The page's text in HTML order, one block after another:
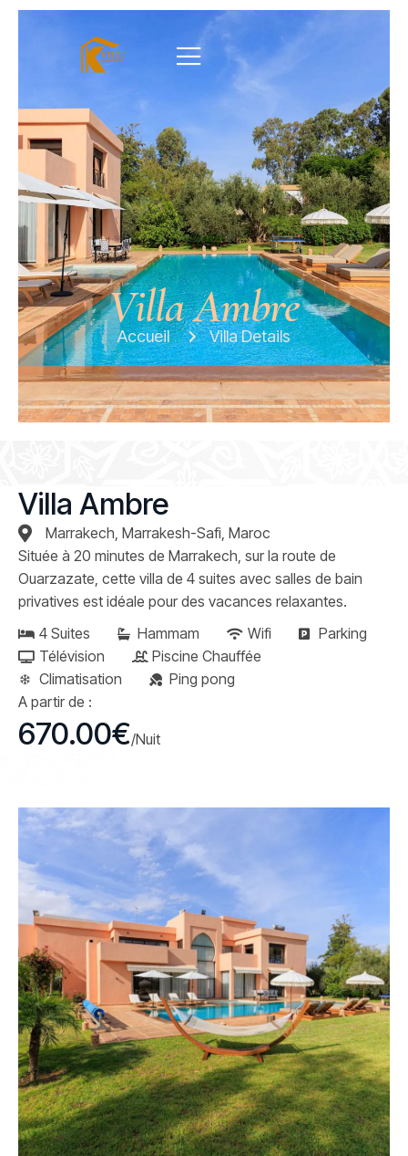
Villa Ambre
Accueil Villa Details
Villa Ambre
Marrakech, Marrakesh-Safi, Maroc
Située à 20 minutes de Marrakech, sur la route de
Ouarzazate, cette villa de 4 suites avec salles de bain
privatives est idéale pour des vacances relaxantes.
4 Suites
Hammam Wifi
Parking
Télévision
Piscine Chauffée
Climatisation
Ping pong
A partir de :
670.00€/Nuit